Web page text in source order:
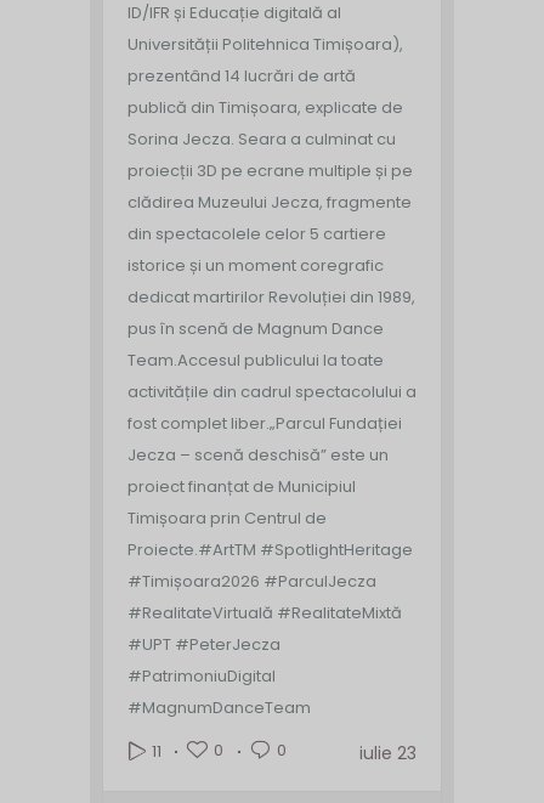
ID/IFR și Educație digitală al
Universității Politehnica Timișoara),
prezentând 14 lucrări de artă
publică din Timișoara, explicate de
Sorina Jecza. Seara a culminat cu
proiecții 3D pe ecrane multiple și pe
clădirea Muzeului Jecza, fragmente
din spectacolele celor 5 cartiere
istorice și un moment coregrafic
dedicat martirilor Revoluției din 1989,
pus în scenă de Magnum Dance
Team.Accesul publicului la toate
activitățile din cadrul spectacolului a
fost complet liber.„Parcul Fundației
Jecza – scenă deschisă” este un
proiect finanțat de Municipiul
Timișoara prin Centrul de
Proiecte.#ArtTM #SpotlightHeritage
#Timișoara2026 #ParculJecza
#RealitateVirtuală #RealitateMixtă
#UPT #PeterJecza
#PatrimoniuDigital
#MagnumDanceTeam
11
0 0 iulie 23